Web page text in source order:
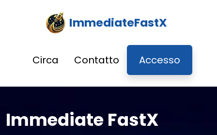
ImmediateFastX
Circa Contatto Accesso
Immediate FastX